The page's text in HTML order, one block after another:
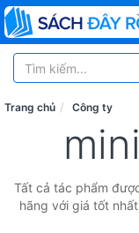
Trang chủ Công ty
Tất cả tác phẩm
hãng với giá tốt